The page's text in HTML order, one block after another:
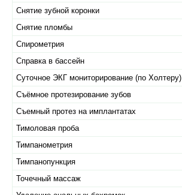
Снятие зубной коронки
Снятие пломбы
Спирометрия
Справка в бассейн
Суточное ЭКГ мониторирование (по Холтеру)
Съёмное протезирование зубов
Съемный протез на имплантатах
Тимоловая проба
Тимпанометрия
Тимпанопункция
Точечный массаж